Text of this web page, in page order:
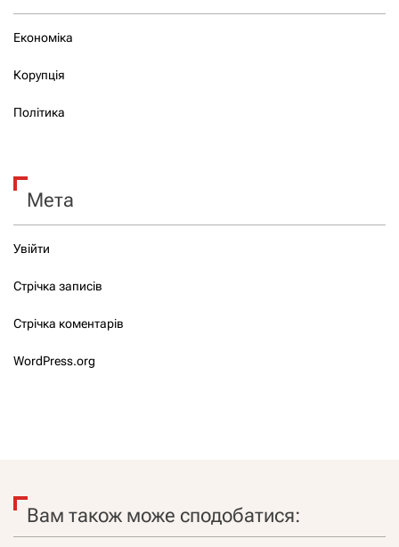
Економіка
Корупція
Політика
Мета
Увійти
Стрічка записів
Стрічка коментарів
WordPress.org
Вам також може сподобатися: